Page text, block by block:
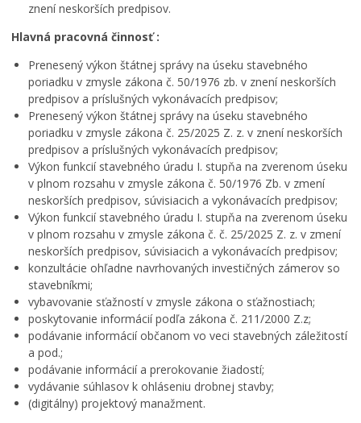
znení neskorších predpisov.
Hlavná pracovná činnosť :
Prenesený výkon štátnej správy na úseku stavebného
poriadku v zmysle zákona č. 50/1976 zb. v znení neskorších
predpisov a príslušných vykonávacích predpisov;
Prenesený výkon štátnej správy na úseku stavebného
poriadku v zmysle zákona č. 25/2025 Z. z. v znení neskorších
predpisov a príslušných vykonávacích predpisov;
Výkon funkcií stavebného úradu I. stupňa na zverenom úseku
v plnom rozsahu v zmysle zákona č. 50/1976 Zb. v zmení
neskorších predpisov, súvisiacich a vykonávacích predpisov;
Výkon funkcií stavebného úradu I. stupňa na zverenom úseku
v plnom rozsahu v zmysle zákona č. č. 25/2025 Z. z. v zmení
neskorších predpisov, súvisiacich a vykonávacích predpisov;
konzultácie ohľadne navrhovaných investičných zámerov so
stavebníkmi;
vybavovanie sťažností v zmysle zákona o sťažnostiach;
poskytovanie informácií podľa zákona č. 211/2000 Z.z;
podávanie informácií občanom vo veci stavebných záležitostí
a pod.;
podávanie informácií a prerokovanie žiadostí;
vydávanie súhlasov k ohláseniu drobnej stavby;
(digitálny) projektový manažment.